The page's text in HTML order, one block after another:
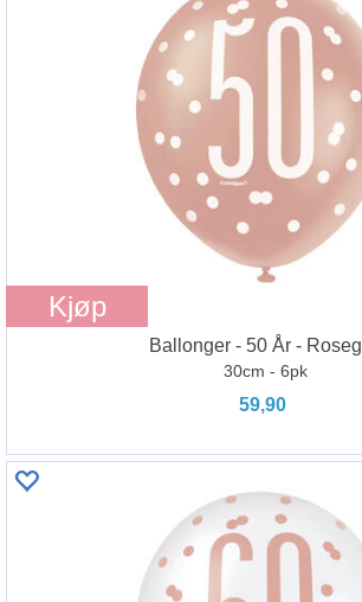
Kjøp
Ballonger - 50 År -
30cm - 6pk
59,90